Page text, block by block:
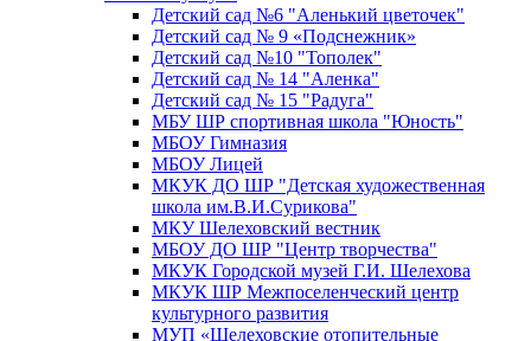
Детский сад №6 "Аленький цветочек"
Детский сад № 9 «Подснежник»
Детский сад №10 "Тополек"
Детский сад № 14 "Аленка"
Детский сад № 15 "Радуга"
МБУ ШР спортивная школа "Юность"
МБОУ Гимназия
МБОУ Лицей
МКУК ДО ШР "Детская художественная
школа им.В.И.Сурикова"
МКУ Шелеховский вестник
МБОУ ДО ШР "Центр творчества"
МКУК Городской музей Г.И. Шелехова
МКУК ШР Межпоселенческий центр
культурного развития
МУП «Шелеховские отопительные